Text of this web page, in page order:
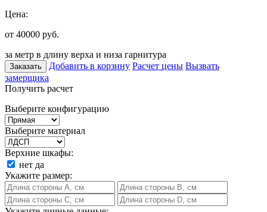
Цена:
от 40000 руб.
за метр в длину верха и низа гарнитура
Заказать Добавить в корзину Расчет цены Вызвать
замерщика
Получить расчет
Выберите конфигурацию
Выберите материал
Верхние шкафы:
нет да
Укажите размер: